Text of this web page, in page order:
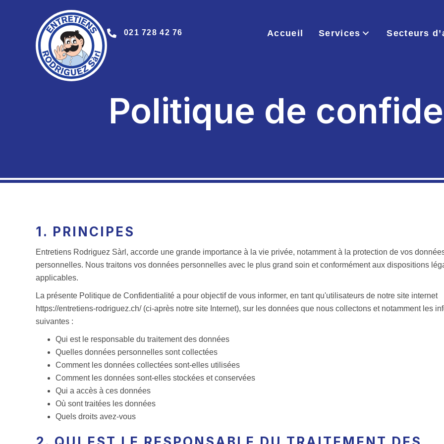
021 728 42 76 Accueil Services Secteurs
Politique de
1. PRINCIPES
Entretiens Rodriguez Sàrl, accorde une grande importance à la vie privée, notamment à la protection de vos
personnelles. Nous traitons vos données personnelles avec le plus grand soin et conformément aux dispositions
applicables.
La présente Politique de Confidentialité a pour objectif de vous informer, en tant qu'utilisateurs de notre site internet
https://entretiens-rodriguez.ch/ (ci-après notre site Internet), sur les données que nous collectons et notamment les
suivantes :
Qui est le responsable du traitement des données
Quelles données personnelles sont collectées
Comment les données collectées sont-elles utilisées
Comment les données sont-elles stockées et conservées
Qui a accès à ces données
Où sont traitées les données
Quels droits avez-vous